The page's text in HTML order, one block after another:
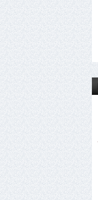
šeštadienį vyks
pipirų
(0)
ledo ritulininkės
moterų